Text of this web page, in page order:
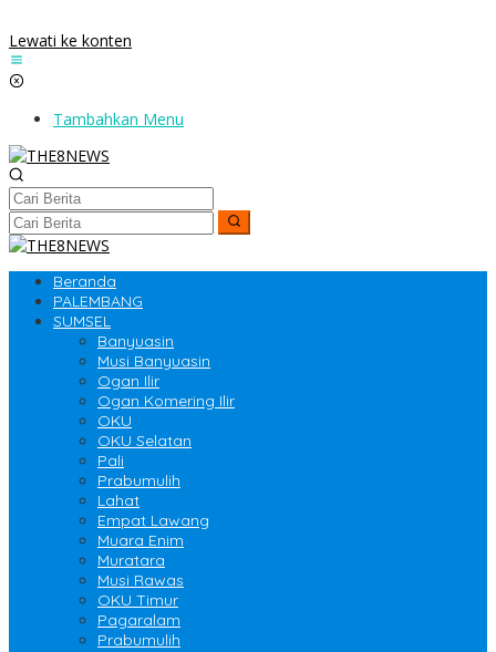
Lewati ke konten
Tambahkan Menu
Beranda
PALEMBANG
SUMSEL
Banyuasin
Musi Banyuasin
Ogan Ilir
Ogan Komering Ilir
OKU
OKU Selatan
Pali
Prabumulih
Lahat
Empat Lawang
Muara Enim
Muratara
Musi Rawas
OKU Timur
Pagaralam
Prabumulih